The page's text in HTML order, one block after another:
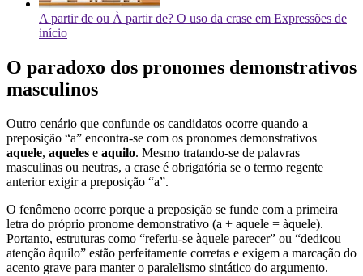
A partir de ou À partir de? O uso da crase em Expressões de
início
O paradoxo dos pronomes demonstrativos
masculinos
Outro cenário que confunde os candidatos ocorre quando a
preposição “a” encontra-se com os pronomes demonstrativos
aquele, aqueles e aquilo. Mesmo tratando-se de palavras
masculinas ou neutras, a crase é obrigatória se o termo regente
anterior exigir a preposição “a”.
O fenômeno ocorre porque a preposição se funde com a primeira
letra do próprio pronome demonstrativo (a + aquele = àquele).
Portanto, estruturas como “referiu-se àquele parecer” ou “dedicou
atenção àquilo” estão perfeitamente corretas e exigem a marcação do
acento grave para manter o paralelismo sintático do argumento.